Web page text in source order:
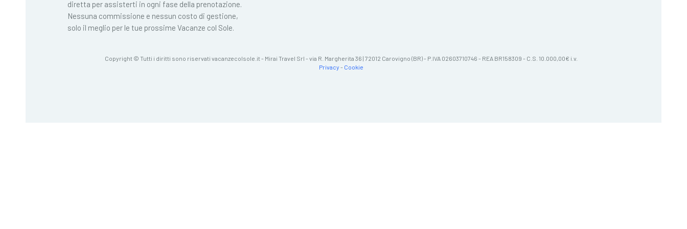
diretta per assisterti in ogni fase della prenotazione.
Nessuna commissione e nessun costo di gestione,
solo il meglio per le tue prossime Vacanze col Sole.
Copyright © Tutti i diritti sono riservati vacanzecolsole.it - Mirai Travel Srl - via R. Margherita 36 | 72012 Carovigno (BR) - P.IVA 02603710746 - REA BR158309 - C.S. 10.000,00€ i.v.
Privacy - Cookie